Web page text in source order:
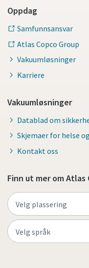
Oppdag
Samfunnsansvar
Atlas Copco Group
Vakuumløsninger
Karriere
Vakuumløsninger
Datablad om
Skjemaer for helse
Kontakt oss
Finn ut mer om Atlas